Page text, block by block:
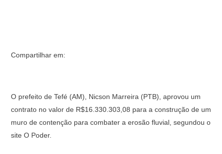
Compartilhar em:
O prefeito de Tefé (AM), Nicson Marreira (PTB), aprovou um
contrato no valor de R$16.330.303,08 para a construção de um
muro de contenção para combater a erosão fluvial, segundou o
site O Poder.